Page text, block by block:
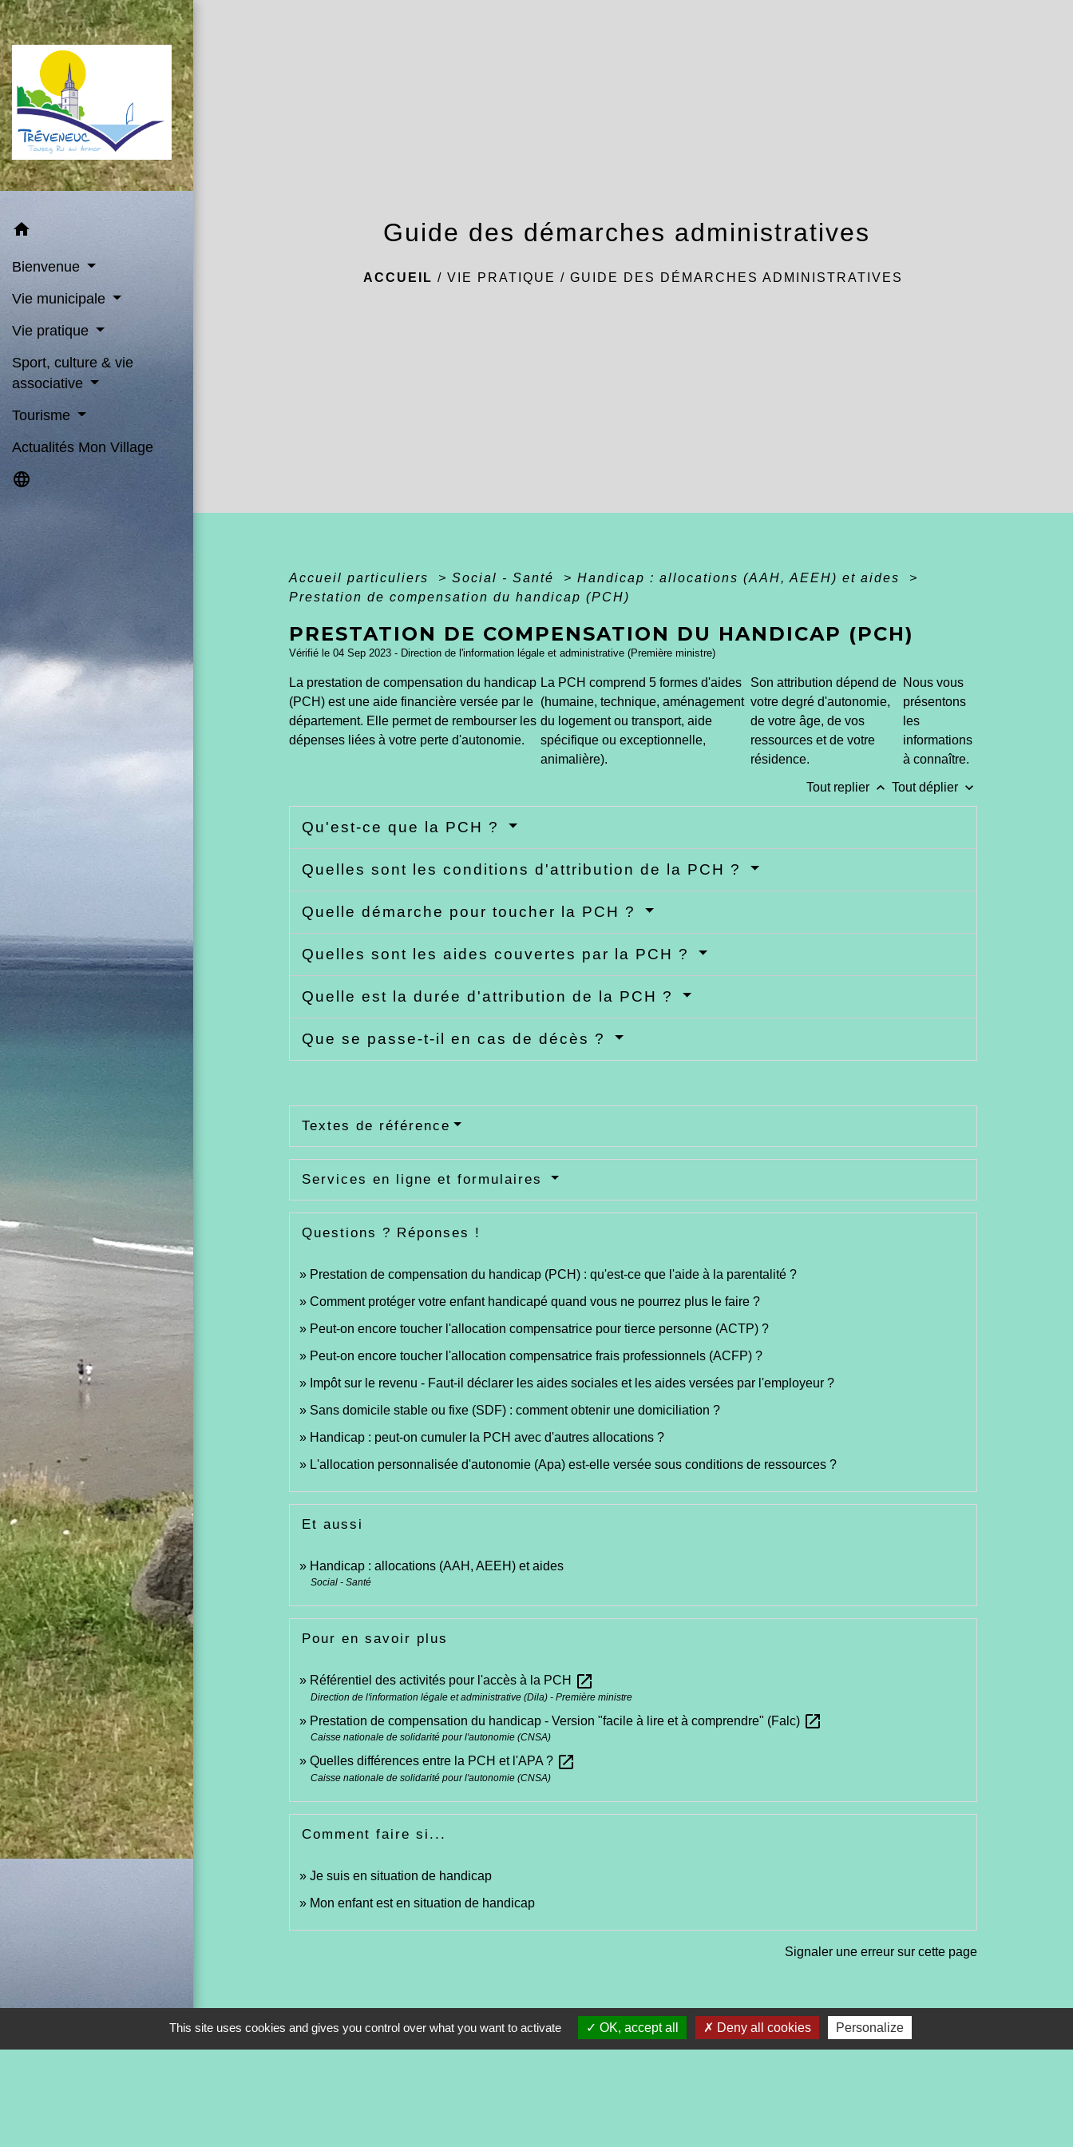
home
Bienvenue
Vie municipale
Vie pratique
Sport, culture & vie
associative
Tourisme
Actualités Mon Village
language
Guide des démarches administratives
ACCUEIL / VIE PRATIQUE / GUIDE DES DÉMARCHES ADMINISTRATIVES
Accueil particuliers > Social - Santé > Handicap : allocations (AAH, AEEH) et aides
>
Prestation de compensation du handicap (PCH)
PRESTATION DE COMPENSATION DU HANDICAP (PCH)
Vérifié le 04 Sep 2023 - Direction de l'information légale et administrative (Première ministre)
La prestation de compensation du handicap
(PCH) est une aide financière versée par le
département. Elle permet de rembourser les
dépenses liées à votre perte d'autonomie.
La PCH comprend 5 formes d'aides
(humaine, technique, aménagement
du logement ou transport, aide
spécifique ou exceptionnelle,
animalière).
Son attribution dépend de
votre degré d'autonomie,
de votre âge, de vos
ressources et de votre
résidence.
Nous vous
présentons
les
informations
à connaître.
Tout replier keyboard_arrow_up Tout déplier keyboard_arrow_down
Qu'est-ce que la PCH ?
Quelles sont les conditions d'attribution de la PCH ?
Quelle démarche pour toucher la PCH ?
Quelles sont les aides couvertes par la PCH ?
Quelle est la durée d'attribution de la PCH ?
Que se passe-t-il en cas de décès ?
Textes de référence
Services en ligne et formulaires
Questions ? Réponses !
Prestation de compensation du handicap (PCH) : qu'est-ce que l'aide à la parentalité ?
Comment protéger votre enfant handicapé quand vous ne pourrez plus le faire ?
Peut-on encore toucher l'allocation compensatrice pour tierce personne (ACTP) ?
Peut-on encore toucher l'allocation compensatrice frais professionnels (ACFP) ?
Impôt sur le revenu - Faut-il déclarer les aides sociales et les aides versées par l'employeur ?
Sans domicile stable ou fixe (SDF) : comment obtenir une domiciliation ?
Handicap : peut-on cumuler la PCH avec d'autres allocations ?
L'allocation personnalisée d'autonomie (Apa) est-elle versée sous conditions de ressources ?
Et aussi
Handicap : allocations (AAH, AEEH) et aides
Social - Santé
Pour en savoir plus
Référentiel des activités pour l'accès à la PCH open_in_new
Direction de l'information légale et administrative (Dila) - Première ministre
Prestation de compensation du handicap - Version "facile à lire et à comprendre" (Falc) open_in_new
Caisse nationale de solidarité pour l'autonomie (CNSA)
Quelles différences entre la PCH et l'APA ? open_in_new
Caisse nationale de solidarité pour l'autonomie (CNSA)
Comment faire si...
Je suis en situation de handicap
Mon enfant est en situation de handicap
Signaler une erreur sur cette page
This site uses cookies and gives you control over what you want to activate OK, accept all Deny all cookies Personalize